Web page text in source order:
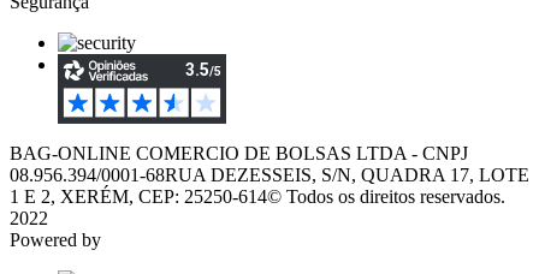
BAG-ONLINE COMERCIO DE BOLSAS LTDA - CNPJ
08.956.394/0001-68RUA DEZESSEIS, S/N, QUADRA 17, LOTE
1 E 2, XERÉM, CEP: 25250-614© Todos os direitos reservados.
2022
Powered by